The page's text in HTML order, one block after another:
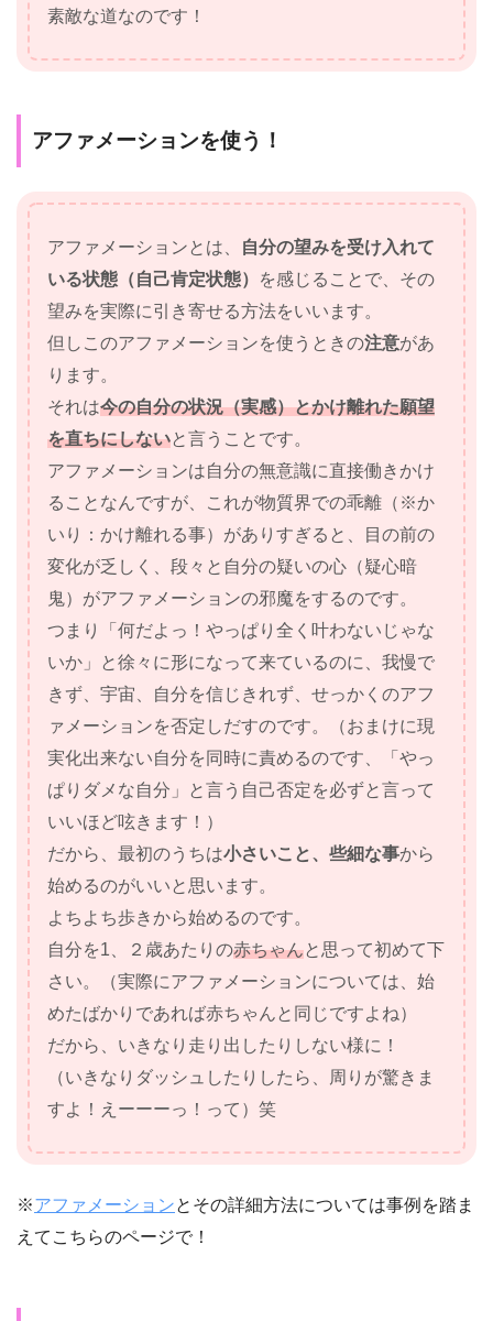
素敵な道なのです！
アファメーションを使う！
アファメーションとは、
自分の望みを受け入れて
いる状態（自己肯定状態）
を感じることで、その
望みを実際に引き寄せる方法をいいます。
但しこのアファメーションを使うときの注意があ
ります。
それは今の自分の状況（実感）とかけ離れた願望
を直ちにしないと言うことです。
アファメーションは自分の無意識に直接働きかけ
ることなんですが、これが物質界での乖離（※か
いり：かけ離れる事）がありすぎると、目の前の
変化が乏しく、段々と自分の疑いの心（疑心暗
鬼）がアファメーションの邪魔をするのです。
つまり「何だよっ！やっぱり全く叶わないじゃな
いか」と徐々に形になって来ているのに、我慢で
きず、宇宙、自分を信じきれず、せっかくのアフ
ァメーションを否定しだすのです。（おまけに現
実化出来ない自分を同時に責めるのです、「やっ
ぱりダメな自分」と言う自己否定を必ずと言って
いいほど呟きます！）
だから、最初のうちは小さいこと、些細な事から
始めるのがいいと思います。
よちよち歩きから始めるのです。
自分を1、２歳あたりの赤ちゃんと思って初めて下
さい。（実際にアファメーションについては、始
めたばかりであれば赤ちゃんと同じですよね）
だから、いきなり走り出したりしない様に！
（いきなりダッシュしたりしたら、周りが驚きま
すよ！えーーーっ！って）笑
※アファメーションとその詳細方法については事例を踏ま
えてこちらのページで！